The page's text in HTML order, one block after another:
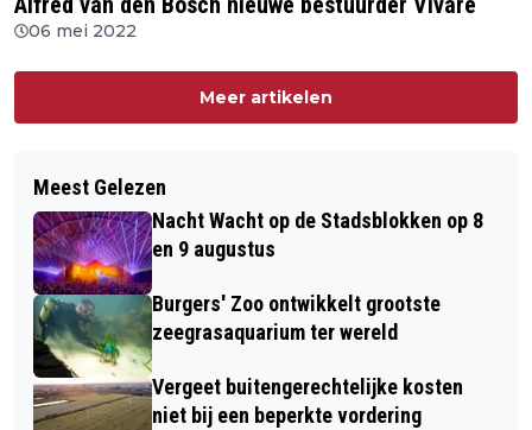
06 mei 2022
Meer artikelen
Meest Gelezen
Nacht Wacht op de Stadsblokken op 8
en 9 augustus
Burgers' Zoo ontwikkelt grootste
zeegrasaquarium ter wereld
Vergeet buitengerechtelijke kosten
niet bij een beperkte vordering